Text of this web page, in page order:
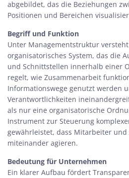
abgebildet, das die Beziehungen
Positionen und Bereichen
Begriff und Funktion
Unter Managementstruktur
organisatorisches System, das die
und Schnittstellen innerhalb einer
regelt, wie Zusammenarbeit
Informationswege genutzt werden
Verantwortlichkeiten
als nur eine organisatorische
Instrument zur Steuerung
gewährleistet, dass Mitarbeiter
miteinander agieren.
Bedeutung für Unternehmen
Ein klarer Aufbau fördert